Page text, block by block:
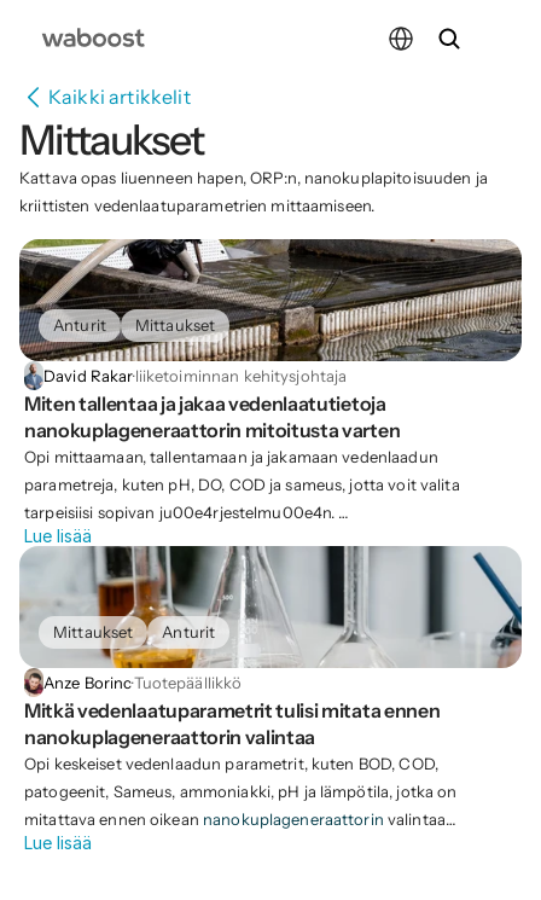
Kaikki artikkelit
Mittaukset
Kattava opas liuenneen hapen, ORP:n, nanokuplapitoisuuden ja
kriittisten vedenlaatuparametrien mittaamiseen.
Anturit Mittaukset
David Rakar·liiketoiminnan kehitysjohtaja
Miten tallentaa ja jakaa vedenlaatutietoja
nanokuplageneraattorin mitoitusta varten
Opi mittaamaan, tallentamaan ja jakamaan vedenlaadun
parametreja, kuten pH, DO, COD ja sameus, jotta voit valita
tarpeisiisi sopivan ju00e4rjestelmu00e4n.
Jos et ole vielu00e4 tu00e4ssu00e4 vaiheessa, lue edellinen
artikkelimme"Mitu00e4 vedenlaadun parametreja on mitattava
ennen nanokuplageneraattorin valintaa"saadaksesi selville,
mitu00e4 sinun on mitattava ja mistu00e4 voit ostaa tai vuokrata
oikeat anturit. siitu00e4.
Lue lisää
Mittaukset Anturit
Anze Borinc·Tuotepäällikkö
Mitkä vedenlaatuparametrit tulisi mitata ennen
nanokuplageneraattorin valintaa
Opi keskeiset vedenlaadun parametrit, kuten BOD, COD,
patogeenit, Sameus, ammoniakki, pH ja lämpötila, jotka on
mitattava ennen oikean nanokuplageneraattorin valintaa
tehokasta vedenkäsittelyä varten.
Lue lisää